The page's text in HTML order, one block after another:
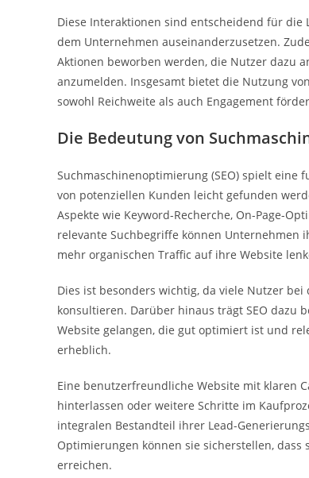
Diese Interaktionen sind entscheidend für
dem Unternehmen auseinanderzusetzen.
Aktionen beworben werden, die Nutzer dazu
anzumelden. Insgesamt bietet die Nutzung
sowohl Reichweite als auch Engagement
Die Bedeutung von
Suchmaschinenoptimierung (SEO) spielt eine
von potenziellen Kunden leicht gefunden
Aspekte wie Keyword-Recherche, On-Page-
relevante Suchbegriffe können Unternehmen
mehr organischen Traffic auf ihre Website
Dies ist besonders wichtig, da viele Nutzer
konsultieren. Darüber hinaus trägt SEO dazu
Website gelangen, die gut optimiert ist und
erheblich.
Eine benutzerfreundliche Website mit klaren
hinterlassen oder weitere Schritte im
integralen Bestandteil ihrer Lead-
Optimierungen können sie sicherstellen,
erreichen.